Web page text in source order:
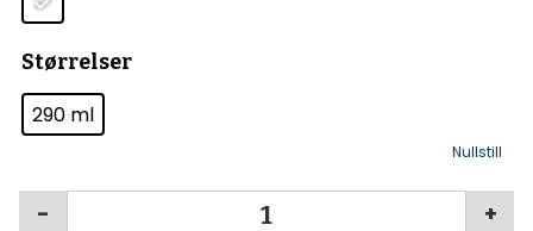
Størrelser
290 ml
Nullstill
+
-